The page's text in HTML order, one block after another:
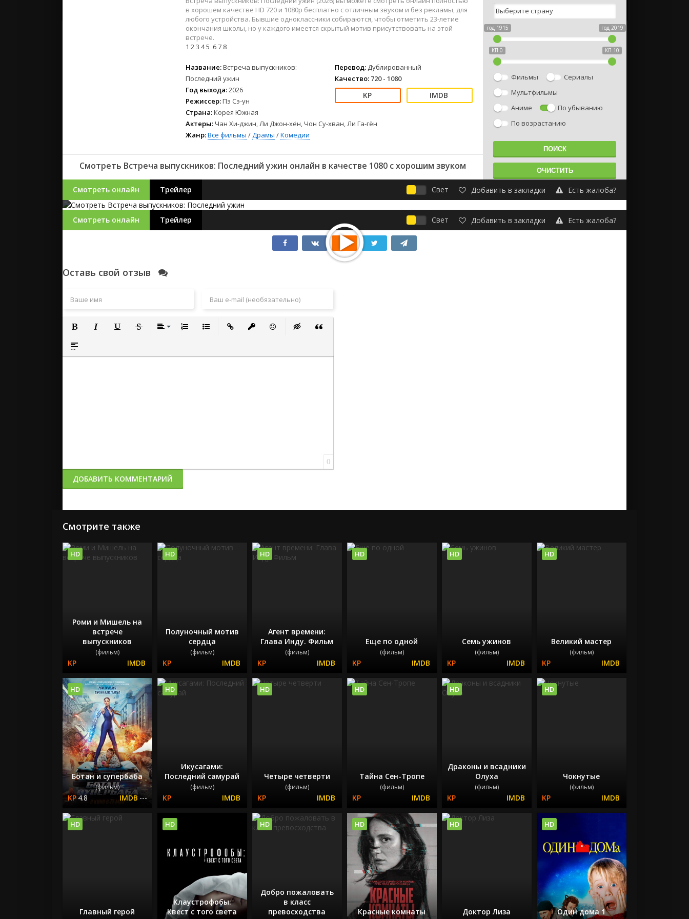
2022
2021
СССР
Зарубежные
Детские
Драмы
Спорт
Триллеры
Фэнтези
2022
2021
СССР
Зарубежные
Фильмы из соцетей
в хорошем качестве HD 720 и 1080p бесплатно с отличным звуком и без рекламы, для
любого устройства. Бывшие одноклассники собираются, чтобы отметить 23-летие
окончания школы, но у каждого имеется скрытый мотив присутствовать на этой
встрече.
1 23 45 67 8
Название:Встреча выпускников:
Последний ужин
Год выхода:2026
Режиссер:Пэ Сэ-ун
Страна:Корея Южная
Перевод: Дублированный
Качество: 720 - 1080
Актеры:Чан Хи-джин, Ли Джон-хён, Чон Су-хван, Ли Га-гён
Жанр:Все фильмы /Драмы /Комедии
Смотреть Встреча выпускников: Последний ужин онлайн в качестве 1080 с хорошим звуком
год 1915 год 2019
КП 0 КП 10
Фильмы
Сериалы
Мультфильмы
Аниме
По убыванию
По возрастанию
Смотреть онлайн Трейлер Свет Добавить в закладки Есть жалоба?
Смотреть онлайн Трейлер Свет Добавить в закладки Есть жалоба?
Оставь свой отзыв
Полужирный
Вставка спойлера
0
ДОБАВИТЬ КОММЕНТАРИЙ
Смотрите также
Роми и Мишель на
встрече
выпускников
(фильм)
HD
Полуночный мотив
сердца
(фильм)
HD
Агент времени:
Глава Инду. Фильм
(фильм)
HD
Еще по одной
(фильм)
HD
Семь ужинов
(фильм)
HD
Великий мастер
(фильм)
HD
Ботан и супербаба
(фильм)
4.8 ---
HD
Икусагами:
Последний самурай
(фильм)
HD
Четыре четверти
(фильм)
HD
Тайна Сен-Тропе
(фильм)
HD
Драконы и всадники
Олуха
(фильм)
HD
Чокнутые
(фильм)
HD
Главный герой
HD
Клаустрофобы:
Квест с того света
HD
Добро пожаловать
в класс
превосходства
HD
Красные комнаты
HD
Доктор Лиза
HD
Один дома 1
HD